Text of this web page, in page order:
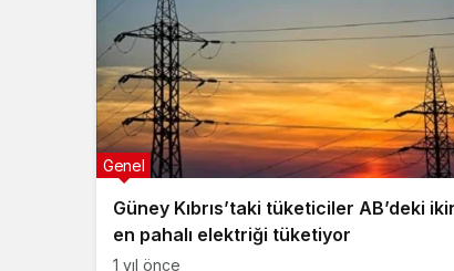
Güney Kıbrıs’taki tüketiciler AB’deki
en pahalı elektriği tüketiyor
Genel
1 yıl önce